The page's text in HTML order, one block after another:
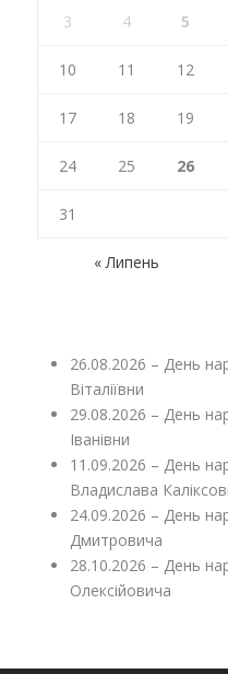
3 4 5
10 11 12
17 18 19
24 25 26
31
« Липень
26.08.2026 – День
Віталіївни
29.08.2026 – День
Іванівни
11.09.2026 – День
Владислава
24.09.2026 – День
Дмитровича
28.10.2026 – День
Олексійовича